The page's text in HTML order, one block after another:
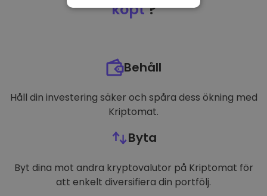
köpt?
Behåll
Håll din investering säker och spåra dess ökning med
Kriptomat.
Byta
Byt dina mot andra kryptovalutor på Kriptomat för
att enkelt diversifiera din portfölj.
PRESTANDA
FUNKTIONER